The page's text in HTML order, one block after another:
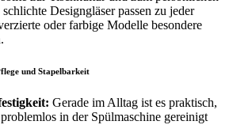
Designgläser passen zu jeder
oder farbige Modelle besondere
und Stapelbarkeit
Gerade im Alltag ist es praktisch,
in der Spülmaschine gereinigt